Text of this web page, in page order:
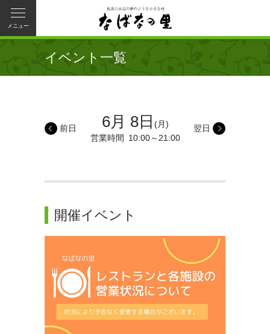
メニュー
イベント一覧
6月 8日 (月)
営業時間
10:00～21:00
前日 翌日
開催イベント